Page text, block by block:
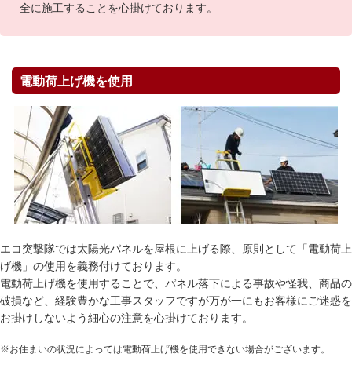
全に施工することを心掛けております。
電動荷上げ機を使用
エコ突撃隊では太陽光パネルを屋根に上げる際、原則として「電動荷上
げ機」の使用を義務付けております。
電動荷上げ機を使用することで、パネル落下による事故や怪我、商品の
破損など、経験豊かな工事スタッフですが万が一にもお客様にご迷惑を
お掛けしないよう細心の注意を心掛けております。
※お住まいの状況によっては電動荷上げ機を使用できない場合がございます。